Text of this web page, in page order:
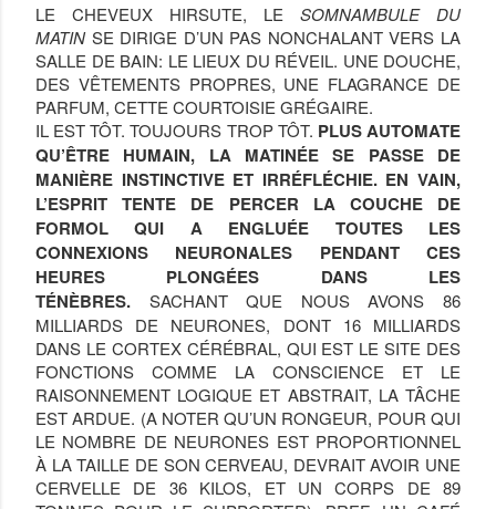
LE CHEVEUX HIRSUTE, LE SOMNAMBULE DU
MATINSE DIRIGE D’UN PAS NONCHALANT VERS LA
SALLE DE BAIN: LE LIEUX DU RÉVEIL. UNE DOUCHE,
DES VÊTEMENTS PROPRES, UNE FLAGRANCE DE
PARFUM, CETTE COURTOISIE GRÉGAIRE.
IL EST TÔT. TOUJOURS TROP TÔT. PLUS AUTOMATE
QU’ÊTRE HUMAIN, LA MATINÉE SE PASSE DE
MANIÈRE INSTINCTIVE ET IRRÉFLÉCHIE. EN VAIN,
L’ESPRIT TENTE DE PERCER LA COUCHE DE
FORMOL QUI A ENGLUÉE TOUTES LES
CONNEXIONS NEURONALES PENDANT CES
HEURES PLONGÉES DANS LES
TÉNÈBRES. SACHANT QUE NOUS AVONS 86
MILLIARDS DE NEURONES, DONT 16 MILLIARDS
DANS LE CORTEX CÉRÉBRAL, QUI EST LE SITE DES
FONCTIONS COMME LA CONSCIENCE ET LE
RAISONNEMENT LOGIQUE ET ABSTRAIT, LA TÂCHE
EST ARDUE. (A NOTER QU’UN RONGEUR, POUR QUI
LE NOMBRE DE NEURONES EST PROPORTIONNEL
À LA TAILLE DE SON CERVEAU, DEVRAIT AVOIR UNE
CERVELLE DE 36 KILOS, ET UN CORPS DE 89